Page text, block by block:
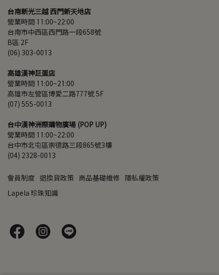
台南新光三越 西門新天地店
營業時間 11:00~22:00
台南市中西區西門路一段658號
B區 2F
(06) 303-0013
高雄漢神巨蛋店
營業時間 11:00~21:00
高雄市左營區博愛二路777號 5F
(07) 555-0013
台中漢神洲際購物廣場 (POP UP)
營業時間 11:00~22:00
台中市北屯區崇德路三段865號3樓
(04) 2328-0013
會員制度 退換貨政策 商品基礎維修
隱私權政策
Lapela 珍珠知識